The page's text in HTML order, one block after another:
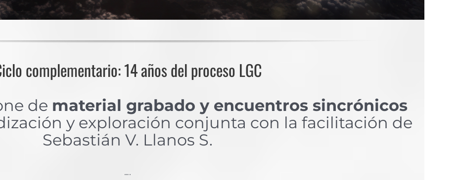
complementario: 14 años del proceso LGC
de material grabado y encuentros sincrónicos
y exploración conjunta con la facilitación de
Sebastián V. Llanos S.
….